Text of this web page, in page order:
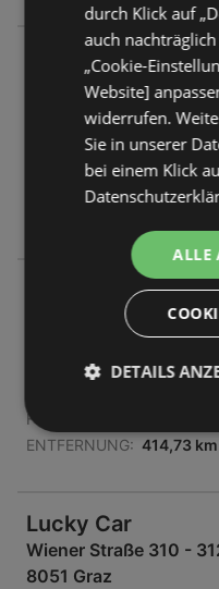
Lucky Car
Südring 310
9020 Klagenfurt
ANGEBOTE:
0
Lucky Car
Kärntner Straße 87
FLUGBLÄTTER:
ENTFERNUNG: 414,73 km
Lucky Car
Wiener Straße 310 -
8051 Graz
durch Klick auf
auch
„Cookie-
Website]
widerrufen.
Sie in unserer
bei einem Klick
ALLE
DETAILS